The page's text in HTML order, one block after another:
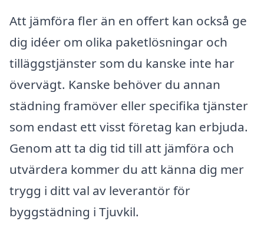
Att jämföra fler än en offert kan också ge
dig idéer om olika paketlösningar och
tilläggstjänster som du kanske inte har
övervägt. Kanske behöver du annan
städning framöver eller specifika tjänster
som endast ett visst företag kan erbjuda.
Genom att ta dig tid till att jämföra och
utvärdera kommer du att känna dig mer
trygg i ditt val av leverantör för
byggstädning i Tjuvkil.